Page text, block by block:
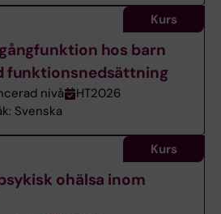
hos barn
funktionsnedsättning
nivå
HT2026
Svenska
Kurs
ohälsa inom
Kurs